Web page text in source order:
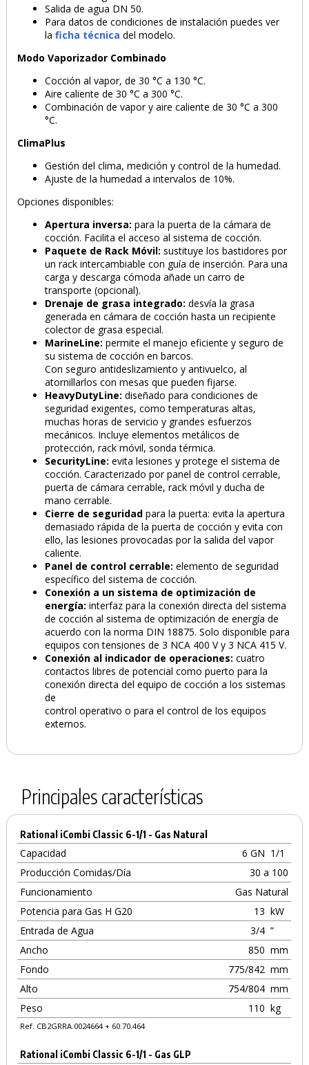
Salida de agua DN 50.
Para datos de condiciones de instalación puedes ver
laficha técnica del modelo.
Modo Vaporizador Combinado
Cocción al vapor, de 30 °C a 130 °C.
Aire caliente de 30 °C a 300 °C.
Combinación de vapor y aire caliente de 30 °C a 300
°C.
ClimaPlus
Gestión del clima, medición y control de la humedad.
Ajuste de la humedad a intervalos de 10%.
Opciones disponibles:
Apertura inversa:para la puerta de la cámara de
cocción. Facilita el acceso al sistema de cocción.
Paquete de Rack Móvil:sustituye los bastidores por
un rack intercambiable con guía de inserción. Para una
carga y descarga cómoda añade un carro de
transporte (opcional).
Drenaje de grasa integrado: desvía la grasa
generada en cámara de cocción hasta un recipiente
colector de grasa especial.
MarineLine: permite el manejo eficiente y seguro de
su sistema de cocción en barcos.
Con seguro antideslizamiento y antivuelco, al
atornillarlos con mesas que pueden fijarse.
HeavyDutyLine: diseñado para condiciones de
seguridad exigentes, como temperaturas altas,
muchas horas de servicio y grandes esfuerzos
mecánicos. Incluye elementos metálicos de
protección, rack móvil, sonda térmica.
SecurityLine: evita lesiones y protege el sistema de
cocción. Caracterizado por panel de control cerrable,
puerta de cámara cerrable, rack móvil y ducha de
mano cerrable.
Cierre de seguridad para la puerta: evita la apertura
demasiado rápida de la puerta de cocción y evita con
ello, las lesiones provocadas por la salida del vapor
caliente.
Panel de control cerrable:elemento de seguridad
específico del sistema de cocción.
Conexión a un sistema de optimización de
energía: interfaz para la conexión directa del sistema
de cocción al sistema de optimización de energía de
acuerdo con la norma DIN 18875. Solo disponible para
equipos con tensiones de 3 NCA 400 V y 3 NCA 415 V.
Conexión al indicador de operaciones:cuatro
contactos libres de potencial como puerto para la
conexión directa del equipo de cocción a los sistemas
de
control operativo o para el control de los equipos
externos.
Principales características
Rational iCombi Classic 6-1/1 - Gas Natural
Capacidad 6 GN 1/1
Producción Comidas/Día
30 a 100
Funcionamiento
Gas Natural
Potencia para Gas H G20
13 kW
Entrada de Agua
3/4 ”
Ancho
850 mm
Fondo
775/842 mm
Alto
754/804 mm
Peso
110 kg
Ref. CB2GRRA.0024664 + 60.70.464
Rational iCombi Classic 6-1/1 - Gas GLP